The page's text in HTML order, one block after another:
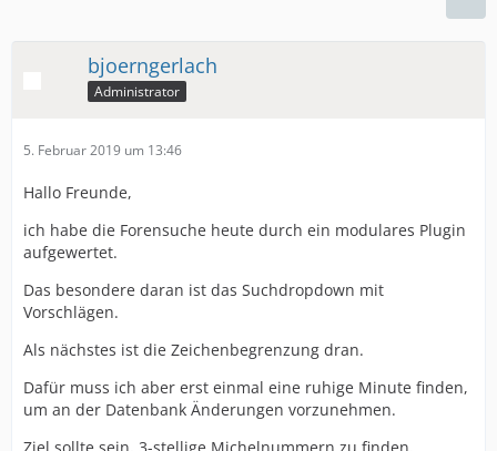
bjoerngerlach
Administrator
5. Februar 2019 um 13:46
Hallo Freunde,
ich habe die Forensuche heute durch ein modulares Plugin
aufgewertet.
Das besondere daran ist das Suchdropdown mit
Vorschlägen.
Als nächstes ist die Zeichenbegrenzung dran.
Dafür muss ich aber erst einmal eine ruhige Minute finden,
um an der Datenbank Änderungen vorzunehmen.